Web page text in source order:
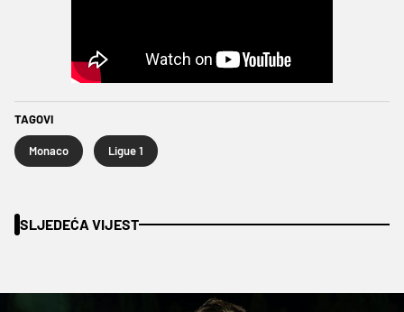
TAGOVI
Monaco Ligue 1
SLJEDEĆA VIJEST